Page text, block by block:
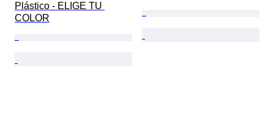
Plástico - ELIGE TU
COLOR